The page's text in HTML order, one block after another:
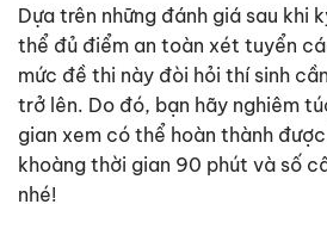
Dựa trên những đánh giá sau khi
thể đủ điểm an toàn xét tuyển
mức đề thi này đòi hỏi thí sinh
trở lên. Do đó, bạn hãy nghiêm
gian xem có thể hoàn thành
khoàng thời gian 90 phút và số
nhé!